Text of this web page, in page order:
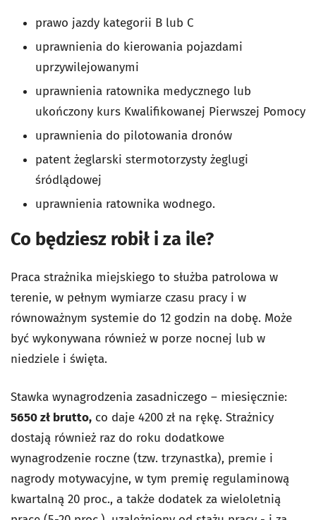
prawo jazdy kategorii B lub C
uprawnienia do kierowania pojazdami
uprzywilejowanymi
uprawnienia ratownika medycznego lub
ukończony kurs Kwalifikowanej Pierwszej Pomocy
uprawnienia do pilotowania dronów
patent żeglarski stermotorzysty żeglugi
śródlądowej
uprawnienia ratownika wodnego.
Co będziesz robił i za ile?
Praca strażnika miejskiego to służba patrolowa w
terenie, w pełnym wymiarze czasu pracy i w
równoważnym systemie do 12 godzin na dobę. Może
być wykonywana również w porze nocnej lub w
niedziele i święta.
Stawka wynagrodzenia zasadniczego – miesięcznie:
5650 zł brutto, co daje 4200 zł na rękę. Strażnicy
dostają również raz do roku dodatkowe
wynagrodzenie roczne (tzw. trzynastka), premie i
nagrody motywacyjne, w tym premię regulaminową
kwartalną 20 proc., a także dodatek za wieloletnią